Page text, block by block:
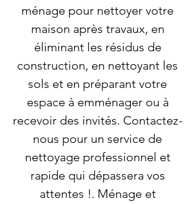
ménage pour nettoyer votre
maison après travaux, en
éliminant les résidus de
construction, en nettoyant les
sols et en préparant votre
espace à emménager ou à
recevoir des invités. Contactez-
nous pour un service de
nettoyage professionnel et
rapide qui dépassera vos
attentes !. Ménage et